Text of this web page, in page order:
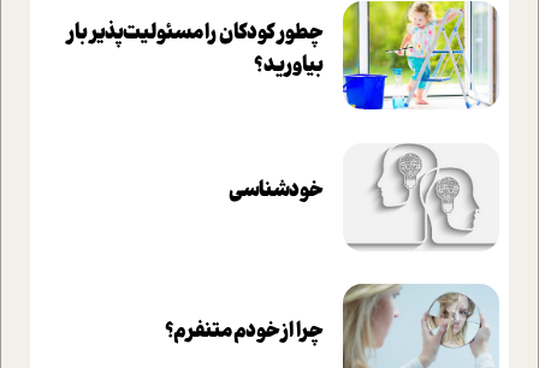
چطور کودکان را مسئولیت‌پذیر بار
بیاورید؟
خودشناسی
چرا از خودم متنفرم؟